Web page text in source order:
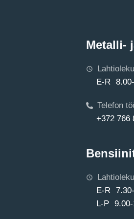
Metalli-
E-R
Telefon
+372 766
E-R
L-P 9.00-